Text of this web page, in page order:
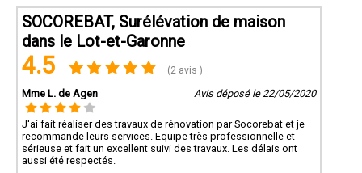
SOCOREBAT, Surélévation de maison
dans le Lot-et-Garonne
4.5 (2 avis )
Mme L. de Agen Avis déposé le 22/05/2020
J'ai fait réaliser des travaux de rénovation par Socorebat et je
recommande leurs services. Equipe très professionnelle et
sérieuse et fait un excellent suivi des travaux. Les délais ont
aussi été respectés.